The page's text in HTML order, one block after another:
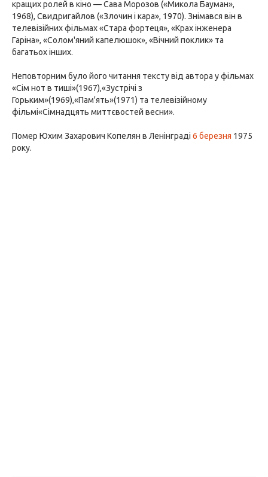
кращих ролей в кіно — Сава Морозов («Микола Бауман»,
1968), Свидригайлов («Злочин і кара», 1970). Знімався він в
телевізійних фільмах «Стара фортеця», «Крах інженера
Гаріна», «Солом'яний капелюшок», «Вічний поклик» та
багатьох інших.
Неповторним було його читання тексту від автора у фільмах
«Сім нот в тиші»(1967),«Зустрічі з
Горьким»(1969),«Пам'ять»(1971) та телевізійному
фільмі«Сімнадцять миттєвостей весни».
Помер Юхим Захарович Копелян в Ленінграді 6 березня 1975
року.